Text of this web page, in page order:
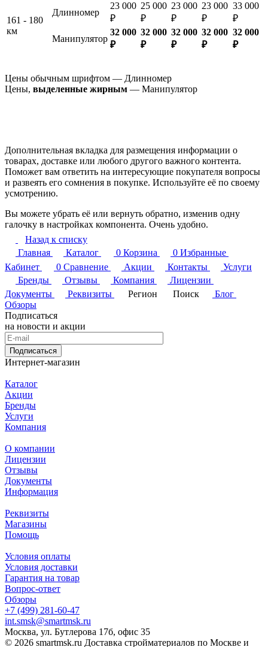
161 - 180
км
Длинномер
23 000
₽
25 000
₽
23 000
₽
23 000
₽
33 000
₽
Манипулятор
32 000
₽
32 000
₽
32 000
₽
32 000
₽
32 000
₽
Цены обычным шрифтом — Длинномер
Цены, выделенные жирным — Манипулятор
Дополнительная вкладка для размещения информации о
товарах, доставке или любого другого важного контента.
Поможет вам ответить на интересующие покупателя вопросы
и развеять его сомнения в покупке. Используйте её по своему
усмотрению.
Вы можете убрать её или вернуть обратно, изменив одну
галочку в настройках компонента. Очень удобно.
Назад к списку
Главная
Каталог 0 Корзина 0 Избранные
Кабинет
0 Сравнение Акции Контакты
Услуги
Бренды
Отзывы Компания
Лицензии
Документы
Реквизиты Регион Поиск
Блог
Обзоры
Подписаться
на новости и акции
Подписаться
Интернет-магазин
Каталог
Акции
Бренды
Услуги
Компания
О компании
Лицензии
Отзывы
Документы
Информация
Реквизиты
Магазины
Помощь
Условия оплаты
Условия доставки
Гарантия на товар
Вопрос-ответ
Обзоры
+7 (499) 281-60-47
int.smsk@smartmsk.ru
Москва, ул. Бутлерова 17б, офис 35
© 2026 smartmsk.ru Доставка стройматериалов по Москве и